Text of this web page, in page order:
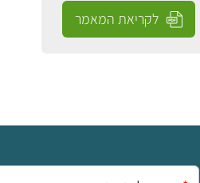
לקריאת המאמר
אימייל: